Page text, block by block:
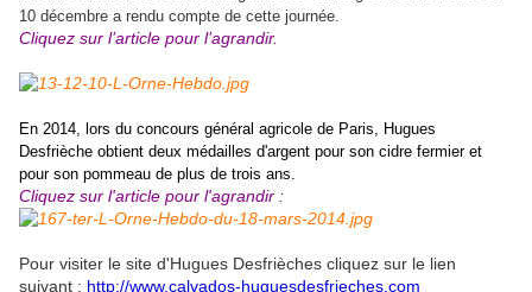
10 décembre a rendu compte de cette journée.
Cliquez sur l’article pour l’agrandir.
En 2014, lors du concours général agricole de Paris, Hugues
Desfrièche obtient deux médailles d'argent pour son cidre fermier et
pour son pommeau de plus de trois ans.
Cliquez sur l'article pour l'agrandir :
Pour visiter le site d'Hugues Desfrièches cliquez sur le lien
suivant : http://www.calvados-huguesdesfrieches.com